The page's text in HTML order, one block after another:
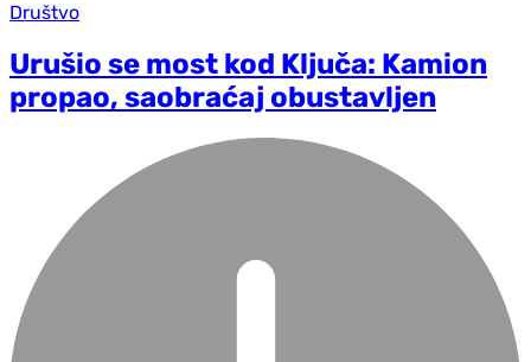
Društvo
Urušio se most kod Ključa: Kamion
propao, saobraćaj obustavljen